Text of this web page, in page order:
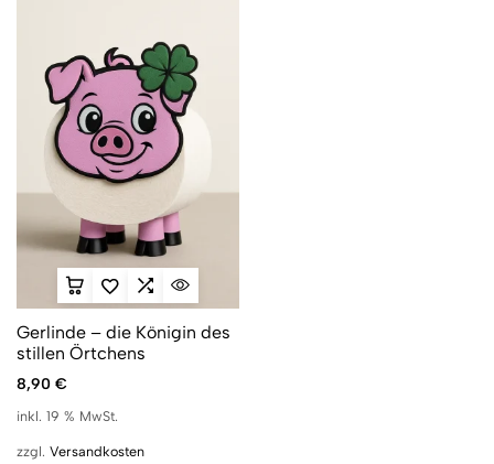
Gerlinde – die Königin des
stillen Örtchens
8,90 €
inkl. 19 % MwSt.
zzgl. Versandkosten